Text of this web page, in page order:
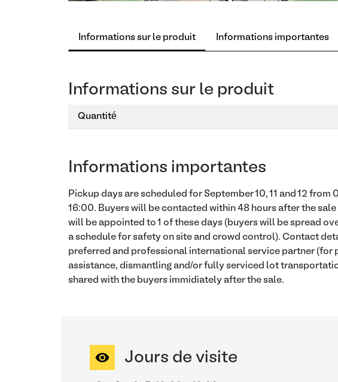
Informations sur le produit Informations importantes
Informations sur le produit
Quantité
Informations importantes
Pickup days are scheduled for September 10, 11 and 12 from
16:00. Buyers will be contacted within 48 hours after the sale
will be appointed to 1 of these days (buyers will be spread
a schedule for safety on site and crowd control). Contact
preferred and professional international service partner (for
assistance, dismantling and/or fully serviced lot
shared with the buyers immidiately after the sale.
Jours de visite